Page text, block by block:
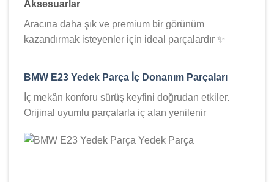
Aksesuarlar
Aracına daha şık ve premium bir görünüm
kazandırmak isteyenler için ideal parçalardır ✨
BMW E23 Yedek Parça İç Donanım Parçaları
İç mekân konforu sürüş keyfini doğrudan etkiler.
Orijinal uyumlu parçalarla iç alan yenilenir ️